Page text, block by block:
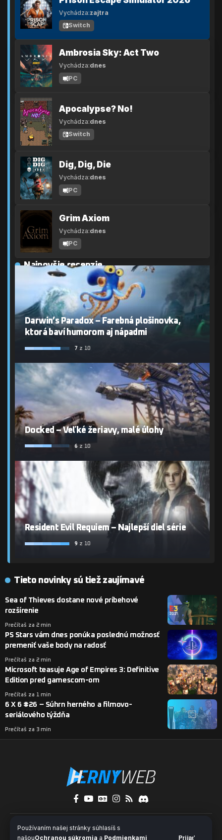
Používaním našej stránky súhlasíš s
našouOchranou súkromia a Podmienkami Prijať
Vychádza:zajtra
Switch
Ambrosia Sky: Act Two
Vychádza:dnes
PC
Apocalypse? No!
Vychádza:dnes
Switch
Dig, Dig, Die
Vychádza:dnes
PC
Grim Axiom
Vychádza:dnes
PC
Najnovšie recenzie
Darwin’s Paradox – Farebná plošinovka,
ktorá baví humorom aj nápadmi
7 z 10
Docked – Veľké žeriavy, malé úlohy
6 z 10
Resident Evil Requiem – Najlepší diel série
9 z 10
Tieto novinky sú tiež zaujímavé
Sea of Thieves dostane nové príbehové
rozšírenie
Prečítaš za 2 min
PS Stars vám dnes ponúka poslednú možnosť
premeniť vaše body na radosť
Prečítaš za 2 min
Microsoft teasuje Age of Empires 3: Definitive
Edition pred gamescom-om
Prečítaš za 1 min
6 X 6 #26 – Súhrn herného a filmovo-
seriálového týždňa
Prečítaš za 3 min
O nás Kontakty
Ochrana súkromia a súbory cookies